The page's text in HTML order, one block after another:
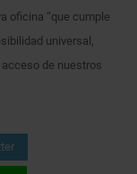
oficina “que cumple
universal,
de nuestros